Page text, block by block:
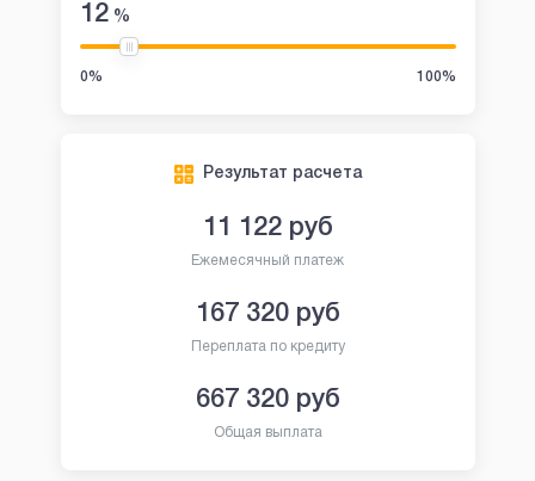
12%
0% 100%
Результат расчета
11 122руб
Ежемесячный платеж
167 320руб
Переплата по кредиту
667 320руб
Общая выплата